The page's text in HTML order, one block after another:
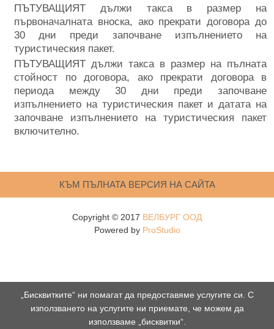
ПЪТУВАЩИЯТ дължи такса в размер на
първоначалната вноска, ако прекрати договора до
30 дни преди започване изпълнението на
туристическия пакет.
ПЪТУВАЩИЯТ дължи такса в размер на пълната
стойност по договора, ако прекрати договора в
периода между 30 дни преди започване
изпълнението на туристическия пакет и датата на
започване изпълнението на туристическия пакет
включително.
КЪМ ПЪЛНАТА ВЕРСИЯ НА САЙТА
Copyright © 2017 ВЕЛБУРГ ООД
Powered by ProStudio
„Бисквитките“ ни помагат да предоставяме услугите си. С
използването на услугите ни приемате, че можем да
използваме „бисквитки“.